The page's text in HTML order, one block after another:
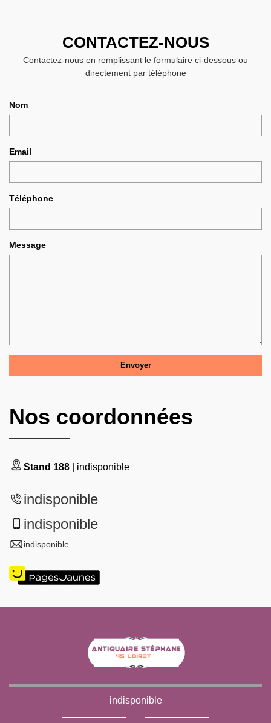
CONTACTEZ-NOUS
Contactez-nous en remplissant le formulaire ci-dessous ou
directement par téléphone
Nom
Email
Téléphone
Message
Nos coordonnées
Stand 188 | indisponible
indisponible
indisponible
indisponible
indisponible